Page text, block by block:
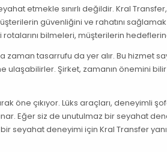
etmekle sınırlı değildir. Kral
güvenliğini ve rahatını
bilmeleri, müşterilerin
zaman tasarrufu da yer alır. Bu hizmet
Şirket, zamanın önemini
öne çıkıyor. Lüks araçları, deneyimli
Eğer siz de unutulmaz bir seyahat
seyahat deneyimi için Kral Transfer